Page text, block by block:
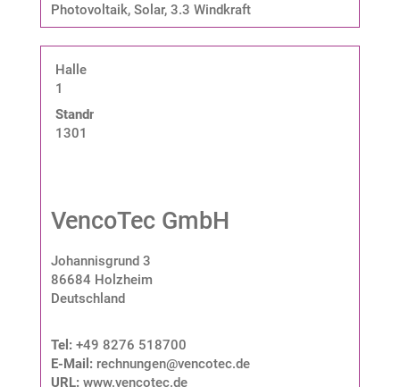
Photovoltaik, Solar, 3.3 Windkraft
Halle
1
Standnummer:
1301
VencoTec GmbH
Johannisgrund 3
86684 Holzheim
Deutschland
Tel: +49 8276 518700
E-Mail: rechnungen@vencotec.de
URL: www.vencotec.de